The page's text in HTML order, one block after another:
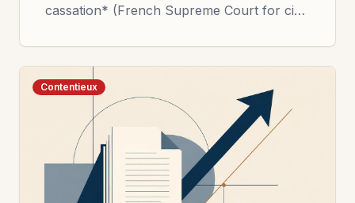
cassation* (French Supreme Court for civil
included in the overall debt of the surety
Contentieux